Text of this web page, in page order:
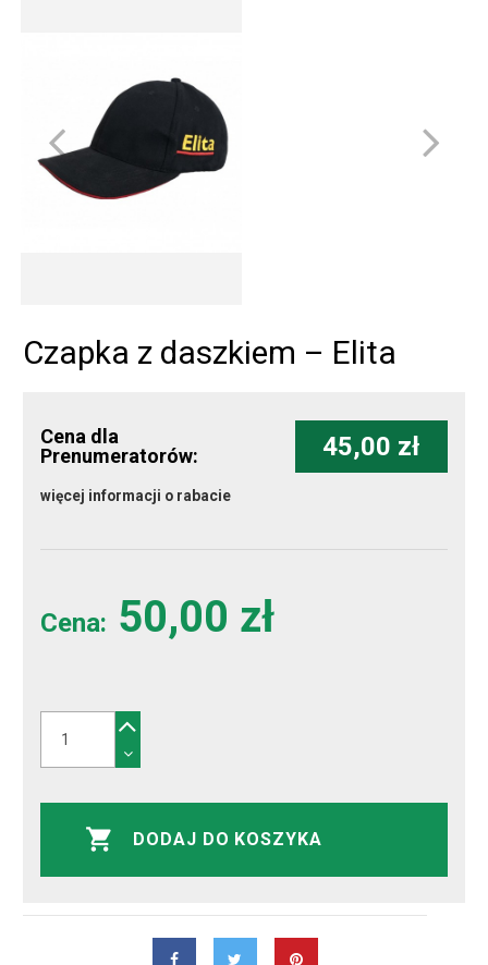
Czapka z daszkiem – Elita
Cena dla
Prenumeratorów:
45,00 zł
więcej informacji o rabacie
Cena: 50,00 zł
DODAJ DO KOSZYKA